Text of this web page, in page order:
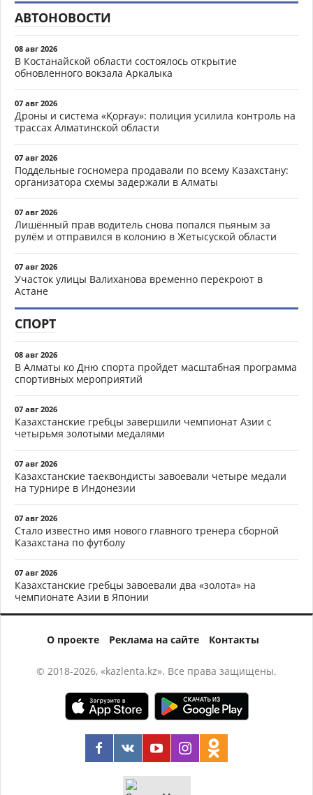
АВТОНОВОСТИ
08 авг 2026
В Костанайской области состоялось открытие
обновленного вокзала Аркалыка
07 авг 2026
Дроны и система «Қорғау»: полиция усилила контроль на
трассах Алматинской области
07 авг 2026
Поддельные госномера продавали по всему Казахстану:
организатора схемы задержали в Алматы
07 авг 2026
Лишённый прав водитель снова попался пьяным за
рулём и отправился в колонию в Жетысуской области
07 авг 2026
Участок улицы Валиханова временно перекроют в
Астане
СПОРТ
08 авг 2026
В Алматы ко Дню спорта пройдет масштабная программа
спортивных мероприятий
07 авг 2026
Казахстанские гребцы завершили чемпионат Азии с
четырьмя золотыми медалями
07 авг 2026
Казахстанские таеквондисты завоевали четыре медали
на турнире в Индонезии
07 авг 2026
Стало известно имя нового главного тренера сборной
Казахстана по футболу
07 авг 2026
Казахстанские гребцы завоевали два «золота» на
чемпионате Азии в Японии
О проекте Реклама на сайте Контакты
© 2018-2026, «kazlenta.kz». Все права защищены.